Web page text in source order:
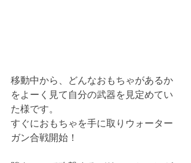
移動中から、どんなおもちゃがあるか
をよーく見て自分の武器を見定めてい
た様です。
すぐにおもちゃを手に取りウォーター
ガン合戦開始！